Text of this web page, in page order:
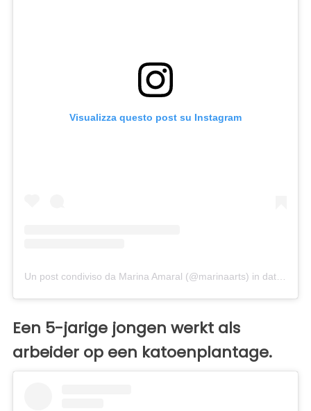
Visualizza questo post su Instagram
Un post condiviso da Marina Amaral (@marinaarts) in data:
Een 5-jarige jongen werkt als
arbeider op een katoenplantage.